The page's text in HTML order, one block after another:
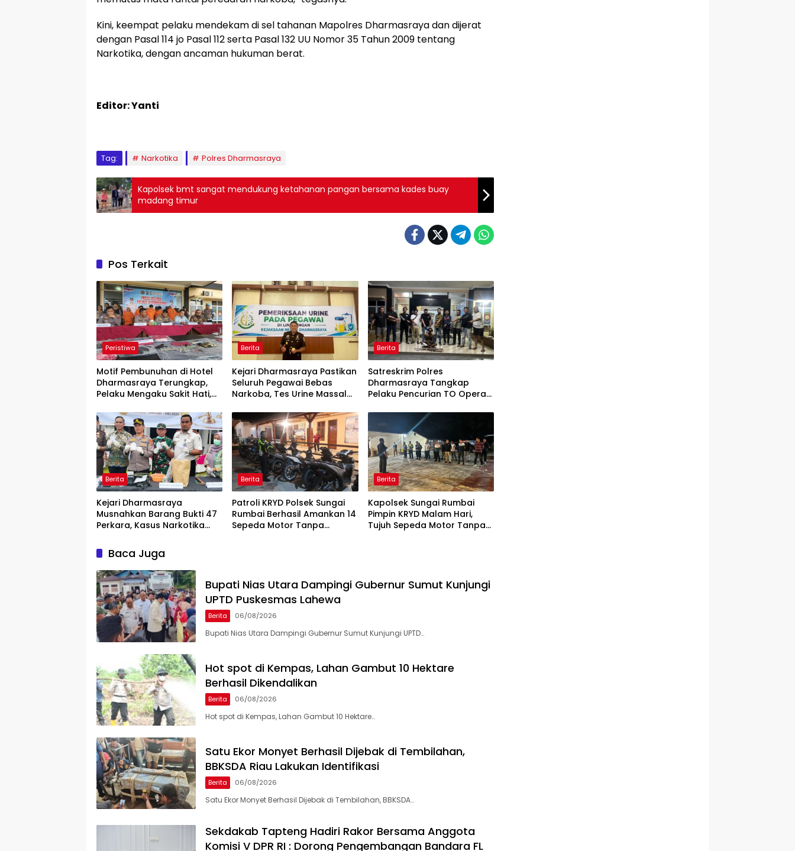
Kini, keempat pelaku mendekam di sel tahanan Mapolres Dharmasraya dan dijerat
dengan Pasal 114 jo Pasal 112 serta Pasal 132 UU Nomor 35 Tahun 2009 tentang
Narkotika, dengan ancaman hukuman berat.
Editor: Yanti
Tag: Narkotika Polres Dharmasraya
Kapolsek bmt sangat mendukung ketahanan pangan bersama kades buay
madang timur
Pos Terkait
Peristiwa
Motif Pembunuhan di Hotel
Dharmasraya Terungkap,
Pelaku Mengaku Sakit Hati,
Berita
Kejari Dharmasraya Pastikan
Seluruh Pegawai Bebas
Narkoba, Tes Urine Massal
Penegak Hukum
Berita
Satreskrim Polres
Dharmasraya Tangkap
Pelaku Pencurian TO Operasi
Rakitan Disita
Berita
Kejari Dharmasraya
Musnahkan Barang Bukti 47
Perkara, Kasus Narkotika
Mendominasi
Berita
Patroli KRYD Polsek Sungai
Rumbai Berhasil Amankan 14
Sepeda Motor Tanpa
Berita
Kapolsek Sungai Rumbai
Pimpin KRYD Malam Hari,
Tujuh Sepeda Motor Tanpa
Baca Juga
Bupati Nias Utara Dampingi Gubernur Sumut Kunjungi
UPTD Puskesmas Lahewa
Berita 06/08/2026
Bupati Nias Utara Dampingi Gubernur Sumut Kunjungi UPTD…
Hot spot di Kempas, Lahan Gambut 10 Hektare
Berhasil Dikendalikan
Berita 06/08/2026
Hot spot di Kempas, Lahan Gambut 10 Hektare…
Satu Ekor Monyet Berhasil Dijebak di Tembilahan,
BBKSDA Riau Lakukan Identifikasi
Berita 06/08/2026
Satu Ekor Monyet Berhasil Dijebak di Tembilahan, BBKSDA…
Sekdakab Tapteng Hadiri Rakor Bersama Anggota
Komisi V DPR RI : Dorong Pengembangan Bandara FL